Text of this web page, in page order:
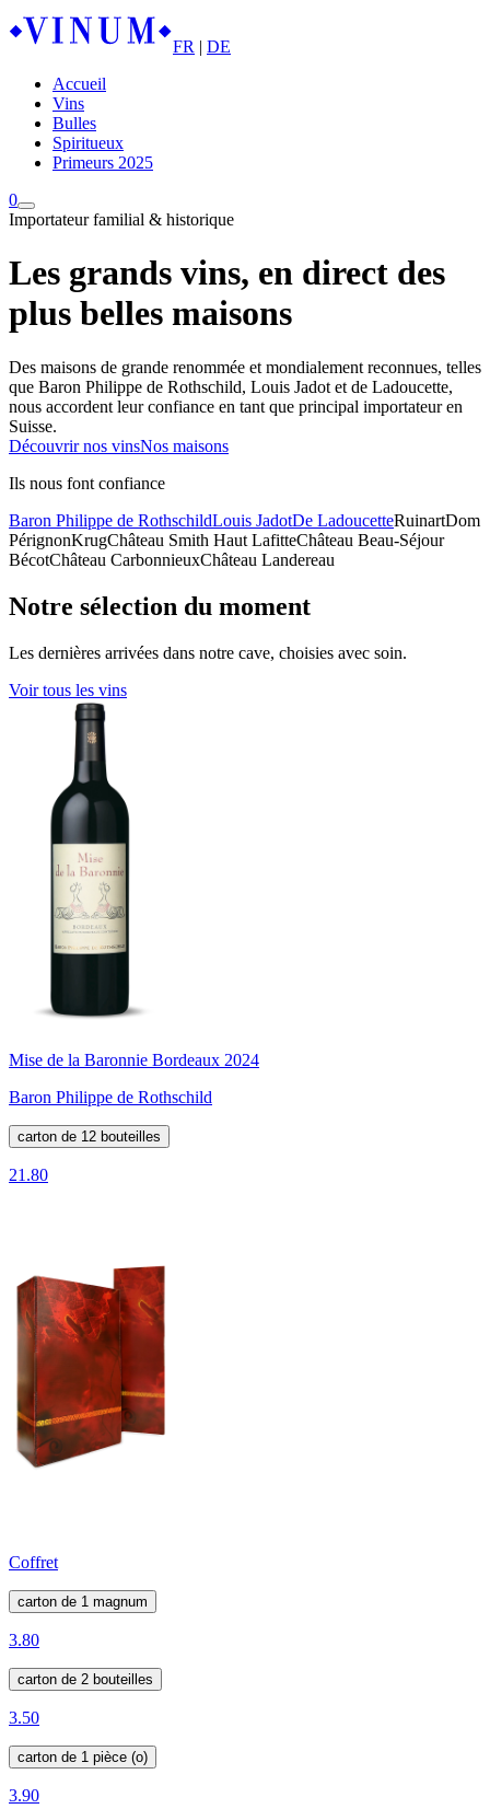
FR | DE
Accueil
Vins
Bulles
Spiritueux
Primeurs 2025
0
Importateur familial & historique
Les grands vins, en direct des
plus belles maisons
Des maisons de grande renommée et mondialement reconnues, telles
que Baron Philippe de Rothschild, Louis Jadot et de Ladoucette,
nous accordent leur confiance en tant que principal importateur en
Suisse.
Découvrir nos vinsNos maisons
Ils nous font confiance
Baron Philippe de RothschildLouis JadotDe LadoucetteRuinartDom
PérignonKrugChâteau Smith Haut LafitteChâteau Beau-Séjour
BécotChâteau CarbonnieuxChâteau Landereau
Notre sélection du moment
Les dernières arrivées dans notre cave, choisies avec soin.
Voir tous les vins
Mise de la Baronnie Bordeaux 2024
Baron Philippe de Rothschild
carton de 12 bouteilles
21.80
Coffret
carton de 1 magnum
3.80
carton de 2 bouteilles
3.50
carton de 1 pièce (o)
3.90